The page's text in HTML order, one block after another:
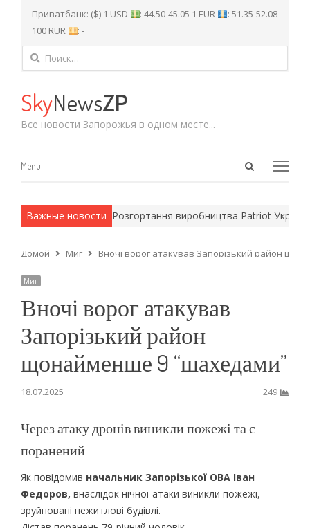
Приватбанк: ($) 1 USD : 44.50-45.05 1 EUR
: 51.35-52.08
100 RUR
: -
Найти:
SkyNewsZP
Все новости Запорожья в одном месте...
Open
Menu
Menu
Важные новости
методы. Розгортання виробництва Patriot
Домой Миг Вночі ворог атакував Запорізький район
Миг
Вночі ворог атакував
Запорізький район
щонайменше 9 “шахедами”
18.07.2025 249
Через атаку дронів виникли пожежі та є
поранений
Як повідомив начальник Запорізької ОВА Іван
Федоров, внаслідок нічної атаки виникли пожежі,
зруйновані нежитлові будівлі.